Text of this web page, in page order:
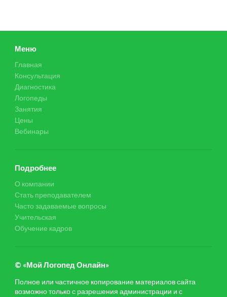
Меню
Главная
Консультация
Диагностика
Логопеды
Занятия
Цены
Вебинары
Подробнее
О компании
Стать преподавателем
Часто задаваемые вопросы
Учительская
Обучение кадров
© «Мой Логопед Онлайн»
Полное или частичное копирование материалов сайта
возможно только с разрешения администрации и с